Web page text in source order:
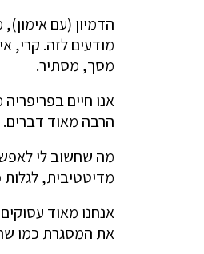
הדמיון (עם
מודעים לזה. קרי,
מסך, מסתיר.
אנו חיים
הרבה מאוד דברים.
מה שחשוב לי
מדיטטיבית, לגלות
אנחנו מאוד
את המסגרת כמו